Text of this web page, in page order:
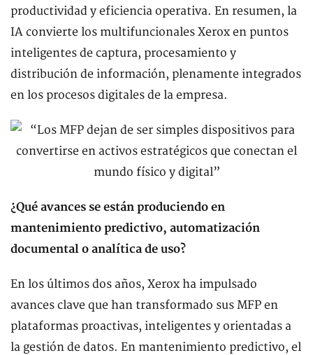
productividad y eficiencia operativa. En resumen, la
IA convierte los multifuncionales Xerox en puntos
inteligentes de captura, procesamiento y
distribución de información, plenamente integrados
en los procesos digitales de la empresa.
¿Qué avances se están produciendo en
mantenimiento predictivo, automatización
documental o analítica de uso?
En los últimos dos años, Xerox ha impulsado
avances clave que han transformado sus MFP en
plataformas proactivas, inteligentes y orientadas a
la gestión de datos. En mantenimiento predictivo, el